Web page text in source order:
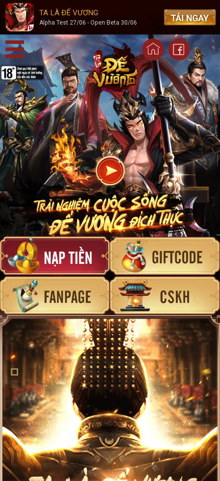
TA LÀ ĐẾ VƯƠNG
Alpha Test 27/06 - Open Beta 30/06
Trang chủ
Fanpage
Cộng đồng
Hỗ trợ
Đóng